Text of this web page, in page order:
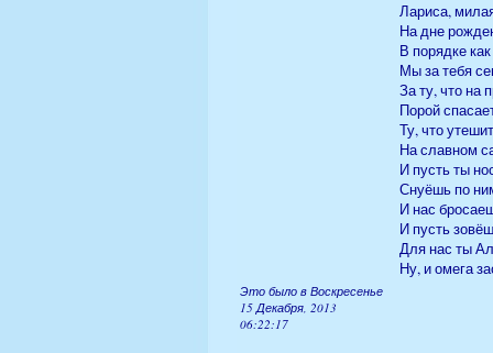
Лариса,
На дне
В порядке
Мы за тебя
За ту, что на
Порой
Ту, что
На славном
И пусть ты
Снуёшь по
И нас
И пусть
Для нас ты
Ну, и омега
Это было в Воскресенье
15 Декабря, 2013
06:22:17